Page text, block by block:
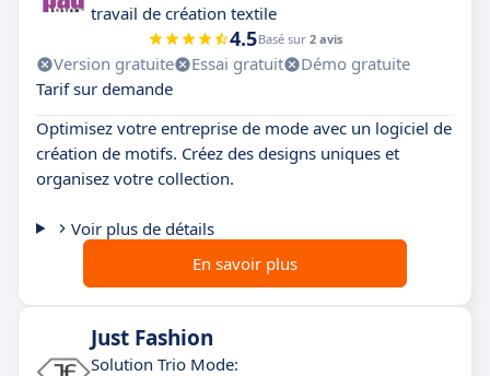
travail de création textile
4.5Basé sur 2 avis
Version gratuite Essai gratuit
Démo gratuite
Tarif sur demande
Optimisez votre entreprise de mode avec un logiciel de
création de motifs. Créez des designs uniques et
organisez votre collection.
Voir plus de détails
En savoir plus
Just Fashion
Solution Trio Mode: